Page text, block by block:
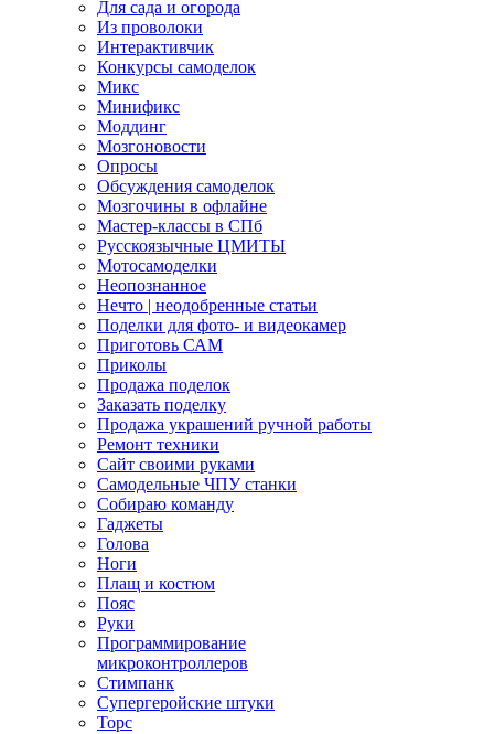
Для сада и огорода
Из проволоки
Интерактивчик
Конкурсы самоделок
Микс
Минификс
Моддинг
Мозгоновости
Опросы
Обсуждения самоделок
Мозгочины в офлайне
Мастер-классы в СПб
Русскоязычные ЦМИТЫ
Мотосамоделки
Неопознанное
Нечто | неодобренные статьи
Поделки для фото- и видеокамер
Приготовь САМ
Приколы
Продажа поделок
Заказать поделку
Продажа украшений ручной работы
Ремонт техники
Сайт своими руками
Самодельные ЧПУ станки
Собираю команду
Гаджеты
Голова
Ноги
Плащ и костюм
Пояс
Руки
Программирование
микроконтроллеров
Стимпанк
Супергеройские штуки
Торс